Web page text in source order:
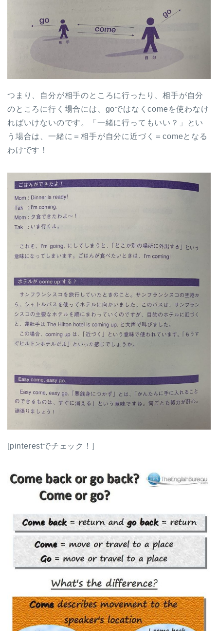
つまり、自分が相手のところに行ったり、相手が自分
のところに行く場合には、goではなくcomeを使わなけ
ればいけないのです。「一緒に行ってもいい？」とい
う場合は、一緒に＝相手が自分に近づく＝comeとなる
わけです！
[pinterestでチェック！]